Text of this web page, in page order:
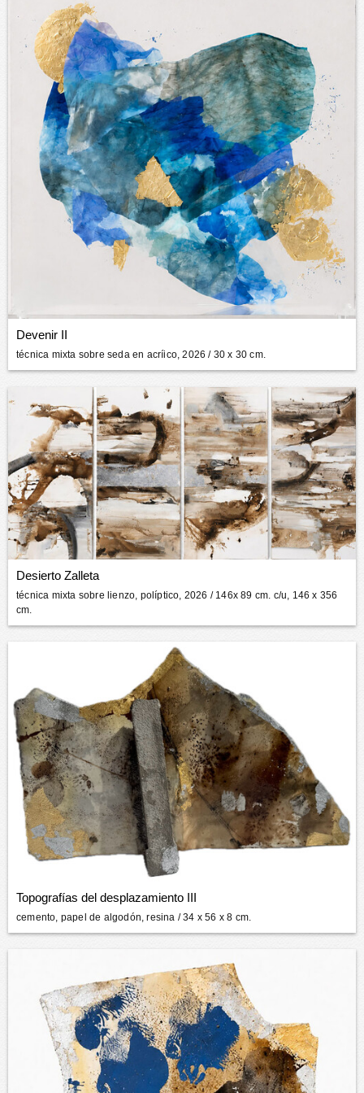
Devenir II
técnica mixta sobre seda en acríico, 2026 / 30 x 30 cm.
Desierto Zalleta
técnica mixta sobre lienzo, políptico, 2026 / 146x 89 cm. c/u, 146 x 356
cm.
Topografías del desplazamiento III
cemento, papel de algodón, resina / 34 x 56 x 8 cm.